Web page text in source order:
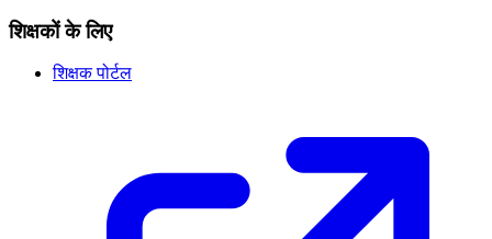
शिक्षकों के लिए
शिक्षक पोर्टल